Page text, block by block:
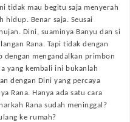
tidak mau begitu saja menyerah
hidup. Benar saja. Seusai
Dini, suaminya Banyu dan si
Rana. Tapi tidak dengan
dengan mengandalkan primbon
yang kembali ini bukanlah
dengan Dini yang percaya
Rana. Hanya ada satu cara
Rana sudah meninggal?
ke rumah?